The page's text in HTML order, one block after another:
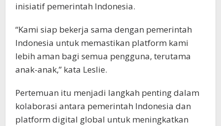
inisiatif pemerintah Indonesia.
“Kami siap bekerja sama dengan pemerintah
Indonesia untuk memastikan platform kami
lebih aman bagi semua pengguna, terutama
anak-anak,” kata Leslie.
Pertemuan itu menjadi langkah penting dalam
kolaborasi antara pemerintah Indonesia dan
platform digital global untuk meningkatkan